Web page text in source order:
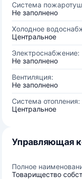
Система
Не заполнено
Холодное
Центральное
Электроснабжение:
Не заполнено
Вентиляция:
Не заполнено
Система отопления:
Центральное
Управляющая
Полное
Товарищество